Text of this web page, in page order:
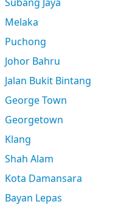
Melaka
Puchong
Johor Bahru
Jalan Bukit Bintang
George Town
Georgetown
Klang
Shah Alam
Kota Damansara
Bayan Lepas